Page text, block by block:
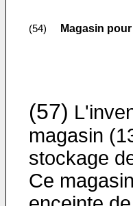
(54) Magasin
(57)
magasin
stockage
Ce